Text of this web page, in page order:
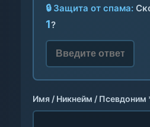
🔒 Защита от спама:
1?
Имя / Никнейм / Псевдоним